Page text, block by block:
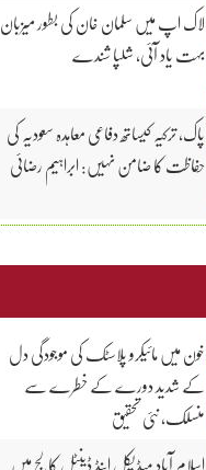
لاک اپ میں سلمان خان کی بطور میزبان
بہت یاد آئی، شلپا شندے
پاک، ترکیہ کیساتھ دفاعی معاہدہ سعودیہ کی
حفاظت کا ضامن نہیں: ابراہیم رضائی
خون میں مائیکرو پلاسٹک کی موجودگی دل
کے شدید دورے کے خطرے سے
منسلک، نئی تحقیق